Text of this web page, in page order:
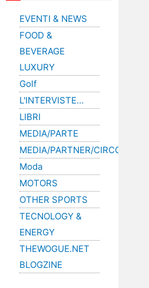
EVENTI & NEWS
FOOD &
BEVERAGE
LUXURY
Golf
L'INTERVISTE…
LIBRI
MEDIA/PARTE
MEDIA/PARTNER/CIRCOLI/GOLF
Moda
MOTORS
OTHER SPORTS
TECNOLOGY &
ENERGY
THEWOGUE.NET
BLOGZINE